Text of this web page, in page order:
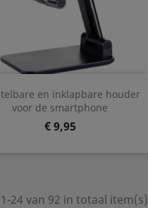
en inklapbare houder
voor de smartphone
Prijs
€ 9,95
 Snel bekijken
24 van 92 in totaal item(s)